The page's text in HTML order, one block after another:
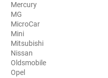
Bmw
Buick
Byd
Cadillac
Mercury
MG
MicroCar
Mini
Mitsubishi
Nissan
Oldsmobile
Opel